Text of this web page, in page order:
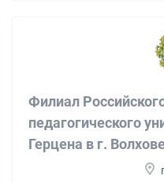
Филиал
педагогического
Герцена в г.